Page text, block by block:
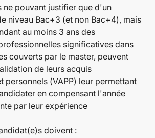
ne pouvant justifier que d'un
niveau Bac+3 (et non Bac+4), mais
au moins 3 ans des
significatives dans
couverts par le master, peuvent
de leurs acquis
personnels (VAPP) leur permettant
en compensant l'année
par leur expérience
doivent :